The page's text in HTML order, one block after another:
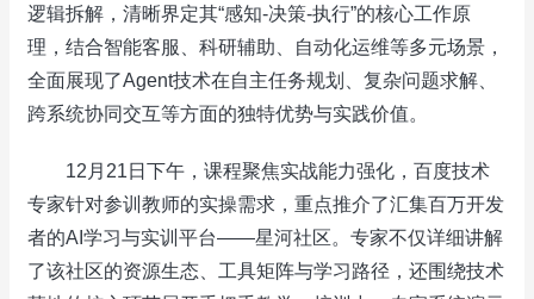
逻辑拆解，清晰界定其“感知-决策-执行”的核心工作原
理，结合智能客服、科研辅助、自动化运维等多元场景，
全面展现了Agent技术在自主任务规划、复杂问题求解、
跨系统协同交互等方面的独特优势与实践价值。
12月21日下午，课程聚焦实战能力强化，百度技术
专家针对参训教师的实操需求，重点推介了汇集百万开发
者的AI学习与实训平台——星河社区。专家不仅详细讲解
了该社区的资源生态、工具矩阵与学习路径，还围绕技术